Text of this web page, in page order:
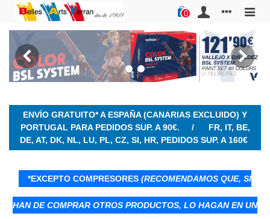
0
ENVÍO GRATUITO* A ESPAÑA(CANARIAS EXCLUIDO) Y
PORTUGAL PARA PEDIDOS SUP. A 90€. / FR, IT, BE,
DE, AT, DK, NL, LU, PL, CZ, SI, HR, PEDIDOS SUP. A 160€
*EXCEPTO COMPRESORES (RECOMENDAMOS QUE, SI
HAN DE COMPRAR OTROS PRODUCTOS, LO HAGAN EN UN